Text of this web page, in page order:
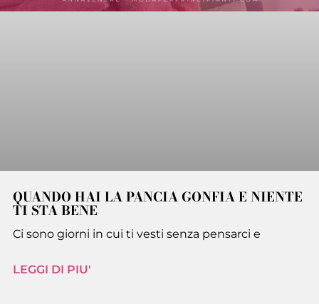
QUANDO HAI LA PANCIA GONFIA E NIENTE
TI STA BENE
Ci sono giorni in cui ti vesti senza pensarci e
LEGGI DI PIU'